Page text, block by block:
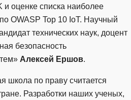
и оценке списка наиболее
OWASP Top 10 IoT. Научный
технических наук, доцент
безопасность
Алексей Ершов.
школа по праву считается
Разработки наших ученых,